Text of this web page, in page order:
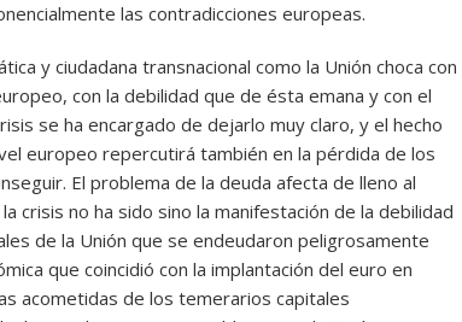
las contradicciones europeas.
y ciudadana transnacional como la Unión choca con
con la debilidad que de ésta emana y con el
se ha encargado de dejarlo muy claro, y el hecho
europeo repercutirá también en la pérdida de los
El problema de la deuda afecta de lleno al
crisis no ha sido sino la manifestación de la debilidad
de la Unión que se endeudaron peligrosamente
que coincidió con la implantación del euro en
acometidas de los temerarios capitales